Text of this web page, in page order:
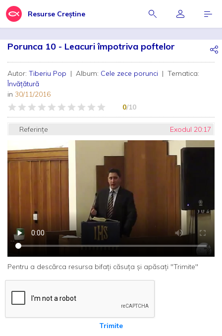
Resurse Creștine
Porunca 10 - Leacuri împotriva poftelor
Autor: Tiberiu Pop | Album: Cele zece porunci | Tematica:
Învățătură
in 30/11/2016
0/10
Referințe Exodul 20:17
Pentru a descărca resursa bifați căsuța și apăsați "Trimite"
Trimite